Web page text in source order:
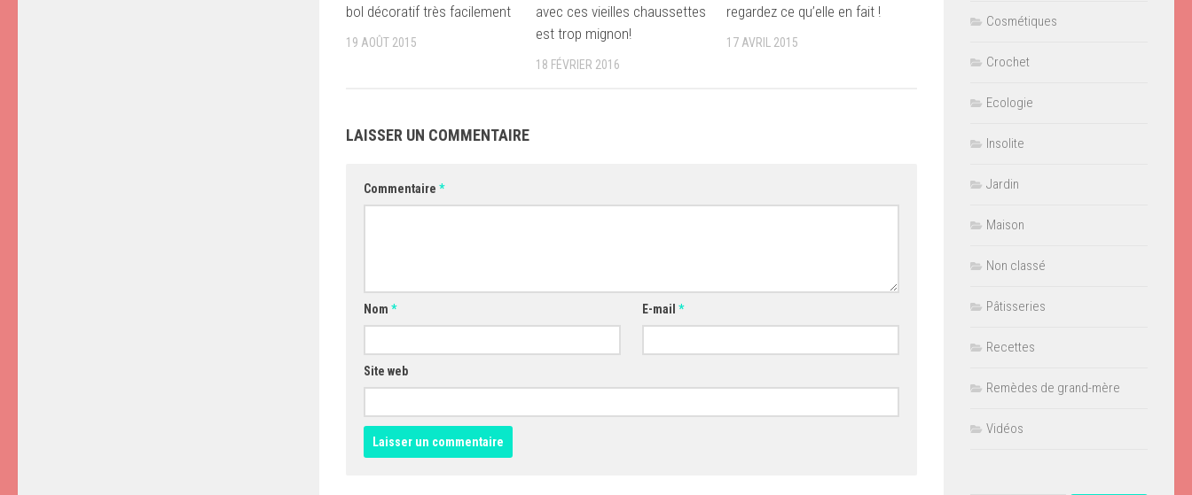
bol décoratif très facilement
19 AOÛT 2015
avec ces vieilles chaussettes
est trop mignon!
18 FÉVRIER 2016
regardez ce qu’elle en fait !
17 AVRIL 2015
LAISSER UN COMMENTAIRE
Commentaire *
Nom * E-mail*
Site web
Cosmétiques
Crochet
Ecologie
Insolite
Jardin
Maison
Non classé
Pâtisseries
Recettes
Remèdes de grand-mère
Vidéos